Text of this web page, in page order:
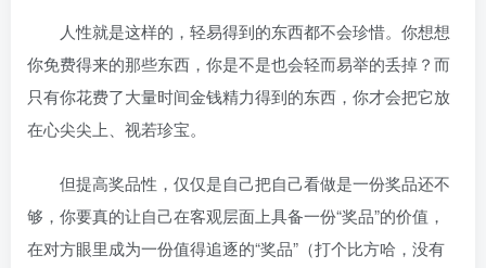
人性就是这样的，轻易得到的东西都不会珍惜。你想想
你免费得来的那些东西，你是不是也会轻而易举的丢掉？而
只有你花费了大量时间金钱精力得到的东西，你才会把它放
在心尖尖上、视若珍宝。
但提高奖品性，仅仅是自己把自己看做是一份奖品还不
够，你要真的让自己在客观层面上具备一份“奖品”的价值，
在对方眼里成为一份值得追逐的“奖品”（打个比方哈，没有